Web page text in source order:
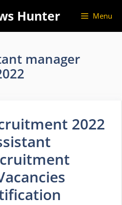
Hunter Menu
manager
2022